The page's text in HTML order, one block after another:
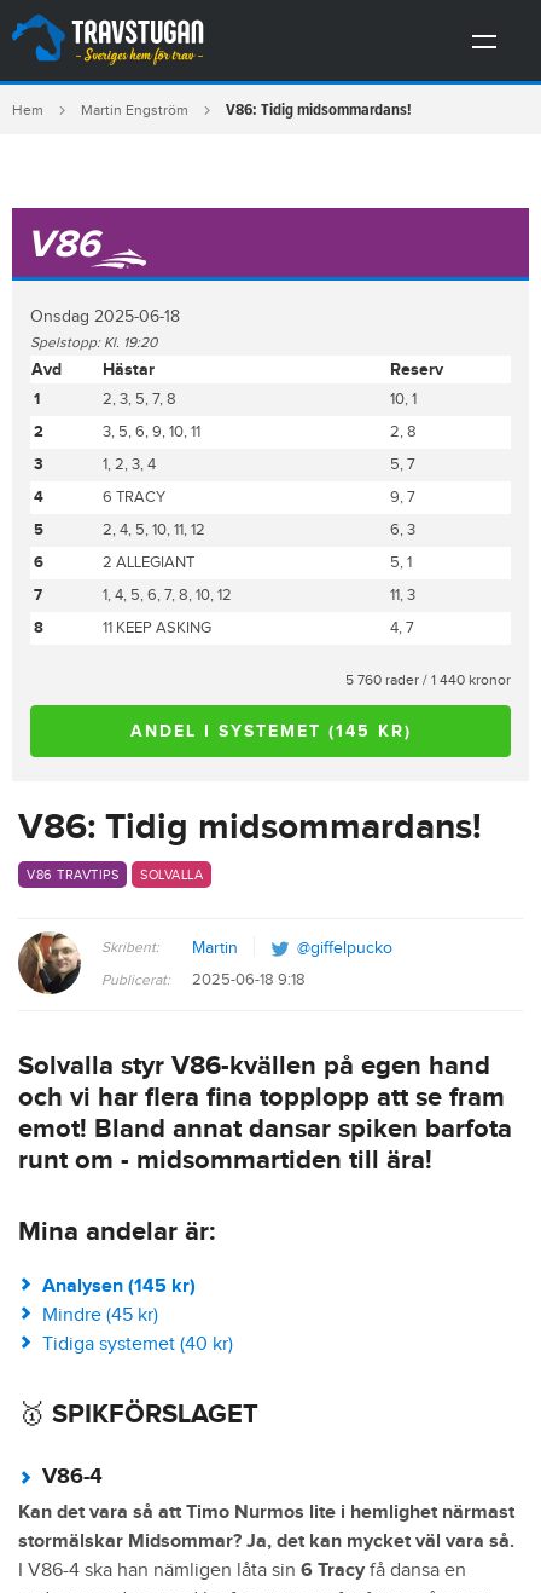
Hem Martin Engström V86: Tidig midsommardans!
V86
Onsdag 2025-06-18
Spelstopp: Kl. 19:20
Avd Hästar Reserv
1 2, 3, 5, 7, 8
10, 1
2
3, 5, 6, 9, 10, 11
2, 8
3
1, 2, 3, 4
5, 7
4
6 TRACY
9, 7
5
2, 4, 5, 10, 11, 12
6, 3
6
2 ALLEGIANT
5, 1
7
1, 4, 5, 6, 7, 8, 10, 12
11, 3
8
11 KEEP ASKING 4, 7
5 760 rader / 1 440 kronor
ANDEL I SYSTEMET (145 KR)
V86: Tidig midsommardans!
V86 TRAVTIPS SOLVALLA
Skribent: Martin @giffelpucko
Publicerat: 2025-06-18 9:18
Solvalla styr V86-kvällen på egen hand
och vi har flera fina topplopp att se fram
emot! Bland annat dansar spiken barfota
runt om - midsommartiden till ära!
Mina andelar är:
Analysen (145 kr)
Mindre (45 kr)
Tidiga systemet (40 kr)
🥇 SPIKFÖRSLAGET
V86-4
Kan det vara så att Timo Nurmos lite i hemlighet närmast
stormälskar Midsommar? Ja, det kan mycket väl vara så.
I V86-4 ska han nämligen låta sin 6 Tracy få dansa en